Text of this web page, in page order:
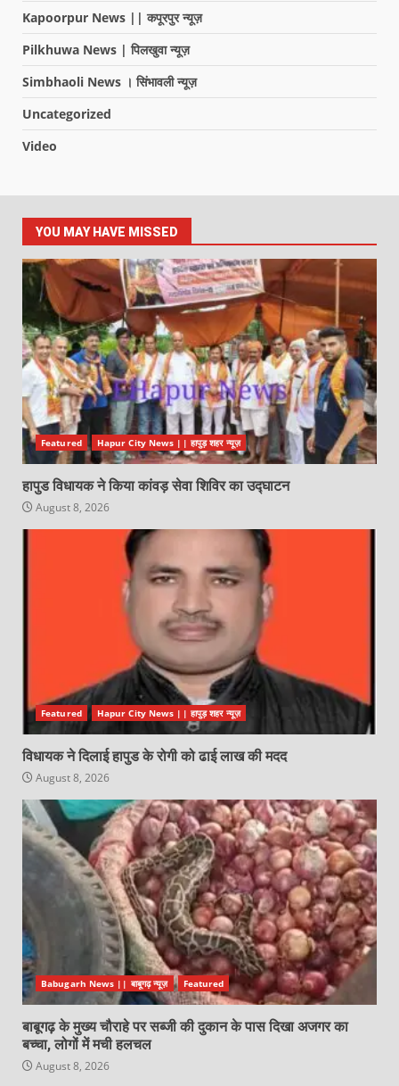
Kapoorpur News || कपूरपुर न्यूज़
Pilkhuwa News | पिलखुवा न्यूज़
Simbhaoli News । सिंभावली न्यूज़
Uncategorized
Video
YOU MAY HAVE MISSED
Featured Hapur City News || हापुड़ शहर न्यूज़
हापुड विधायक ने किया कांवड़ सेवा शिविर का उद्घाटन
August 8, 2026
Featured Hapur City News || हापुड़ शहर न्यूज़
विधायक ने दिलाई हापुड के रोगी को ढाई लाख की मदद
August 8, 2026
Babugarh News || बाबूगढ़ न्यूज़ Featured
बाबूगढ़ के मुख्य चौराहे पर सब्जी की दुकान के पास दिखा अजगर का
बच्चा, लोगों में मची हलचल
August 8, 2026